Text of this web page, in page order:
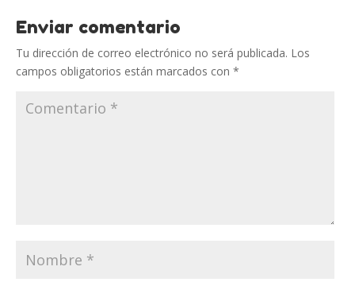
Enviar comentario
Tu dirección de correo electrónico no será publicada. Los
campos obligatorios están marcados con *